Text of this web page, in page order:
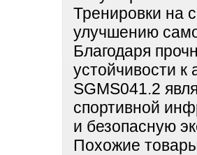
Тренировки на
улучшению
Благодаря
устойчивости
SGMS041.2
спортивной
и безопасную
Похожие